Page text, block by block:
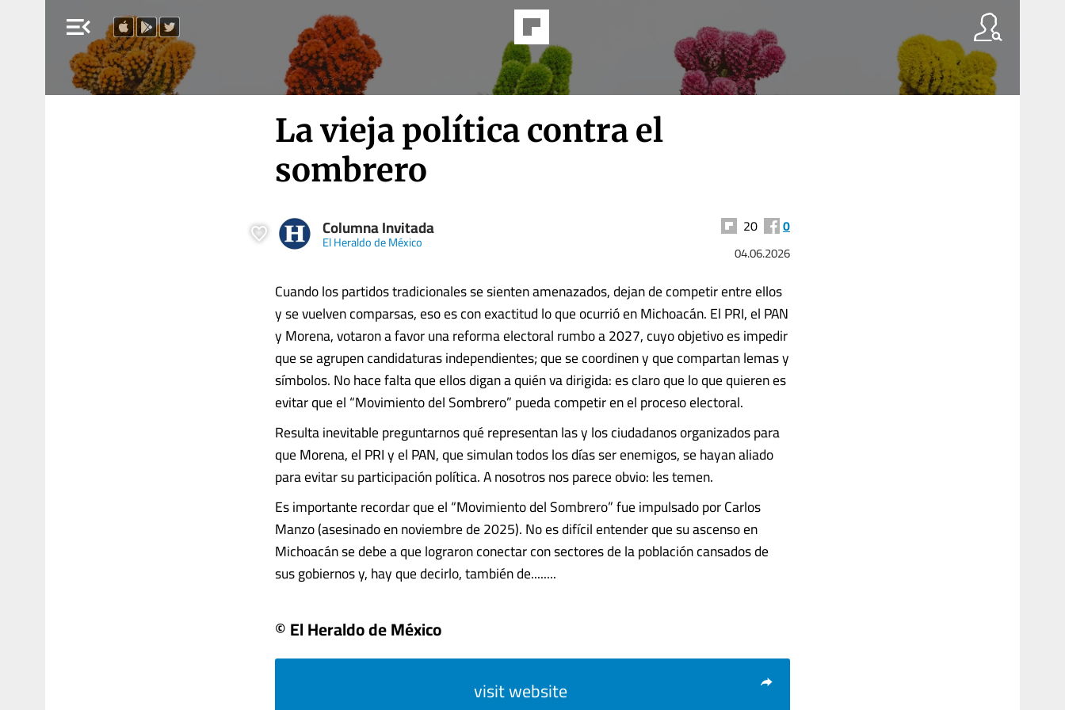
menu_open
La vieja política contra el
sombrero
Columna Invitada
El Heraldo de México
20 0
04.06.2026
Cuando los partidos tradicionales se sienten amenazados, dejan de competir entre ellos
y se vuelven comparsas, eso es con exactitud lo que ocurrió en Michoacán. El PRI, el PAN
y Morena, votaron a favor una reforma electoral rumbo a 2027, cuyo objetivo es impedir
que se agrupen candidaturas independientes; que se coordinen y que compartan lemas y
símbolos. No hace falta que ellos digan a quién va dirigida: es claro que lo que quieren es
evitar que el “Movimiento del Sombrero” pueda competir en el proceso electoral.
Resulta inevitable preguntarnos qué representan las y los ciudadanos organizados para
que Morena, el PRI y el PAN, que simulan todos los días ser enemigos, se hayan aliado
para evitar su participación política. A nosotros nos parece obvio: les temen.
Es importante recordar que el “Movimiento del Sombrero” fue impulsado por Carlos
Manzo (asesinado en noviembre de 2025). No es difícil entender que su ascenso en
Michoacán se debe a que lograron conectar con sectores de la población cansados de
sus gobiernos y, hay que decirlo, también de........
© El Heraldo de México
visit website